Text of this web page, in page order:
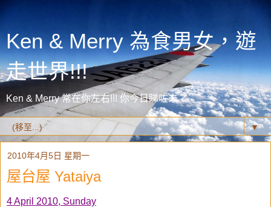
Ken & Merry 為食男女，遊
走世界!!!
Ken & Merry 常在你左右!!! 你今日睇咗未？
▼
2010年4月5日 星期一
屋台屋 Yataiya
4 April 2010, Sunday